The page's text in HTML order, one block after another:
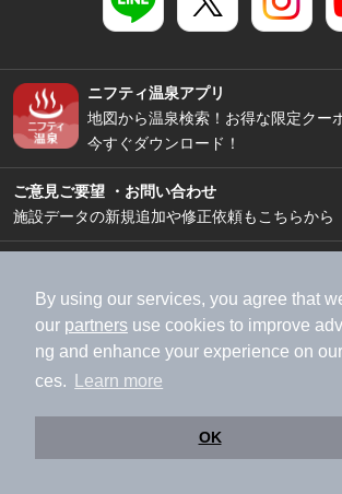
By using our services, you agree that
our partners use cookies to improve
ng and enhance your experience on
ces.
Learn more
OK
ニフティ温泉アプリ
地図から温泉検索！お得な限定クー
今すぐダウンロード！
ご意見ご要望 ・お問い合わせ
施設データの新規追加や修正依頼もこちらから
加盟店募集（資料請求）
広告出稿
利用規約
ライフスタイル
特定商取引法に基づく表記
ヘルプ
運営会社